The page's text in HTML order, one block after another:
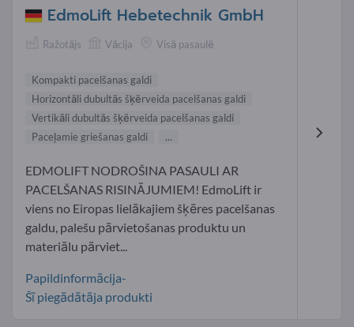
EdmoLift Hebetechnik GmbH
Ražotājs Vācija Visā pasaulē
Kompakti pacelšanas galdi
Horizontāli dubultās šķērveida pacelšanas galdi
Vertikāli dubultās šķērveida pacelšanas galdi
Paceļamie griešanas galdi
...
EDMOLIFT NODROŠINA PASAULI AR
PACELŠANAS RISINĀJUMIEM! EdmoLift ir
viens no Eiropas lielākajiem šķēres pacelšanas
galdu, palešu pārvietošanas produktu un
materiālu pārviet...
Papildinformācija-
Šī piegādātāja produkti